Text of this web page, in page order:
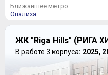
Ближайшее метро
Опалиха
ЖК "Riga Hills" (РИГА
В работе 3 корпуса: 2025,